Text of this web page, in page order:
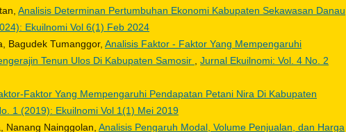
Analisis Determinan Pertumbuhan Ekonomi Kabupaten Sekawasan Danau
Ekuilnomi Vol 6(1) Feb 2024
Bagudek Tumanggor, Analisis Faktor - Faktor Yang Mempengaruhi
Tenun Ulos Di Kabupaten Samosir
Jurnal Ekuilnomi: Vol. 4 No. 2
Faktor Yang Mempengaruhi Pendapatan Petani Nira Di Kabupaten
1 (2019): Ekuilnomi Vol 1(1) Mei 2019
Nanang Nainggolan, Analisis Pengaruh Modal, Volume Penjualan, dan Harga